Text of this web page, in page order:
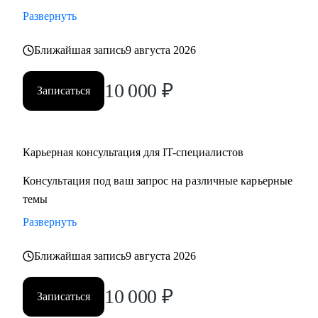
• Стратегии карьерного роста: как перейти с junior на
• Стратегия поиска работы: как и где искать вакансии, как
откликаться, как построить системный подход к поиску
вакансий
• Стратегия релокации в Европу: как выбрать страну, где
• QA, аналитики (бизнес + системные)
• Разработчики
• Project/Product-менеджеры
Развернуть
Ближайшая запись9 августа 2026
Записаться 10 000 ₽
Карьерная консультация для IT-специалистов
Консультация под ваш запрос на различные карьерные
темы
Развернуть
Ближайшая запись9 августа 2026
Записаться 10 000 ₽